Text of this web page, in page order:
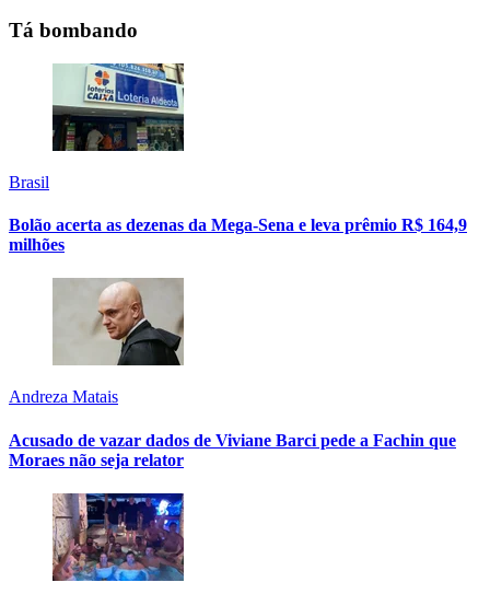
Tá bombando
Brasil
Bolão acerta as dezenas da Mega-Sena e leva prêmio R$ 164,9
milhões
Andreza Matais
Acusado de vazar dados de Viviane Barci pede a Fachin que
Moraes não seja relator